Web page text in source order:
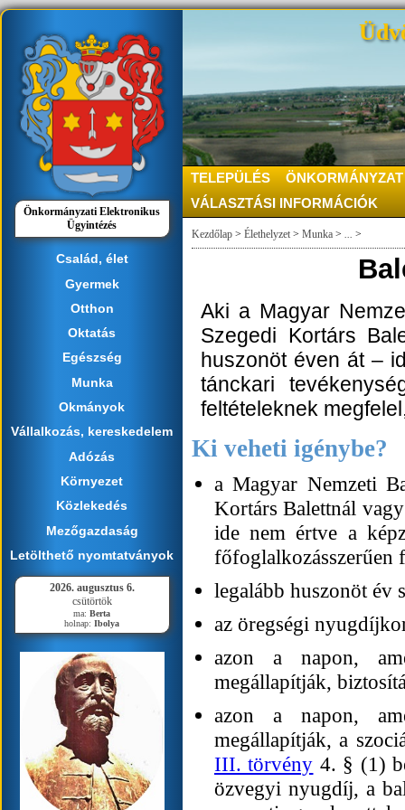
Önkormányzati Elektronikus
Ügyintézés
Család, élet
Gyermek
Otthon
Oktatás
Egészség
Munka
Okmányok
Vállalkozás, kereskedelem
Adózás
Környezet
Közlekedés
Mezőgazdaság
Letölthető nyomtatványok
2026. augusztus 6.
csütörtök
ma:Berta
holnap:Ibolya
TELEPÜLÉS
ÖNKORMÁNYZAT
VÁLASZTÁSI INFORMÁCIÓK
Kezdőlap > Élethelyzet > Munka > ... >
Aki a Magyar
Szegedi Kortárs
huszonöt éven át –
tánckari
feltételeknek
Ki veheti igénybe?
a Magyar Nemzeti
Kortárs Balettnál
ide nem értve a
főfoglalkozásszerűen
legalább huszonöt év
az öregségi
azon a napon,
megállapítják,
azon a napon,
megállapítják, a
III. törvény 4. § (1)
özvegyi nyugdíj, a